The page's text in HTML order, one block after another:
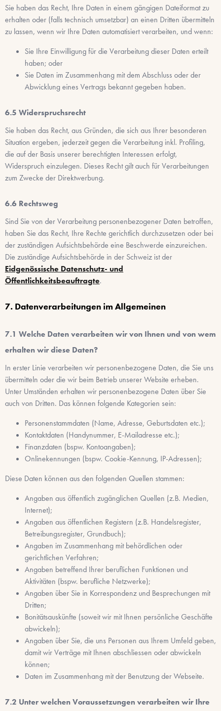
Sie haben das Recht, Ihre Daten in einem gängigen Dateiformat zu
erhalten oder (falls technisch umsetzbar) an einen Dritten übermitteln
zu lassen, wenn wir Ihre Daten automatisiert verarbeiten, und wenn:
Sie Ihre Einwilligung für die Verarbeitung dieser Daten erteilt
haben; oder
Sie Daten im Zusammenhang mit dem Abschluss oder der
Abwicklung eines Vertrags bekannt gegeben haben.
Widerspruchsrecht
Sie haben das Recht, aus Gründen, die sich aus Ihrer besonderen
Situation ergeben, jederzeit gegen die Verarbeitung inkl. Profiling,
die auf der Basis unserer berechtigten Interessen erfolgt,
Widerspruch einzulegen. Dieses Recht gilt auch für Verarbeitungen
zum Zwecke der Direktwerbung.
Rechtsweg
Sind Sie von der Verarbeitung personenbezogener Daten betroffen,
haben Sie das Recht, Ihre Rechte gerichtlich durchzusetzen oder bei
der zuständigen Aufsichtsbehörde eine Beschwerde einzureichen.
Die zuständige Aufsichtsbehörde in der Schweiz ist der
Eidgenössische Datenschutz- und
Öffentlichkeitsbeauftragte.
Datenverarbeitungen im Allgemeinen
Welche Daten verarbeiten wir von Ihnen und von wem
erhalten wir diese Daten?
In erster Linie verarbeiten wir personenbezogene Daten, die Sie uns
übermitteln oder die wir beim Betrieb unserer Website erheben.
Unter Umständen erhalten wir personenbezogene Daten über Sie
auch von Dritten. Das können folgende Kategorien sein:
Personenstammdaten (Name, Adresse, Geburtsdaten etc.);
Kontaktdaten (Handynummer, E-Mailadresse etc.);
Finanzdaten (bspw. Kontoangaben);
Onlinekennungen (bspw. Cookie-Kennung, IP-Adressen);
Diese Daten können aus den folgenden Quellen stammen:
Angaben aus öffentlich zugänglichen Quellen (z.B. Medien,
Internet);
Angaben aus öffentlichen Registern (z.B. Handelsregister,
Betreibungsregister, Grundbuch);
Angaben im Zusammenhang mit behördlichen oder
gerichtlichen Verfahren;
Angaben betreffend Ihrer beruflichen Funktionen und
Aktivitäten (bspw. berufliche Netzwerke);
Angaben über Sie in Korrespondenz und Besprechungen mit
Dritten;
Bonitätsauskünfte (soweit wir mit Ihnen persönliche Geschäfte
abwickeln);
Angaben über Sie, die uns Personen aus Ihrem Umfeld geben,
damit wir Verträge mit Ihnen abschliessen oder abwickeln
können;
Daten im Zusammenhang mit der Benutzung der Webseite.
Unter welchen Voraussetzungen verarbeiten wir Ihre